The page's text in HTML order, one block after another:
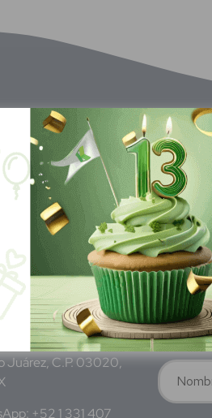
234, Col.
Poniente, Alcaldía
Juárez, C.P. 03020,
+52 1 331 407
S